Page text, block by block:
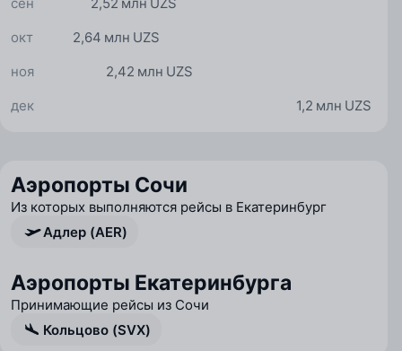
2,64 млн UZS
окт
2,42 млн UZS
ноя
1,2 млн UZS
дек
Аэропорты Сочи
Из которых выполняются рейсы в Екатеринбург
Адлер (AER)
Аэропорты Екатеринбурга
Принимающие рейсы из Сочи
Кольцово (SVX)